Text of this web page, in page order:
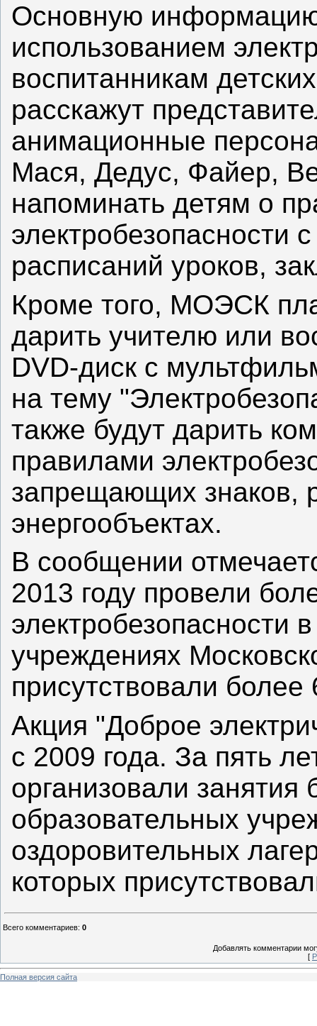
Основную
использованием
воспитанникам
расскажут
анимационные
Мася, Дедус, Файер,
напоминать детям о
электробезопасности
расписаний уроков,
Кроме того, МОЭСК
дарить учителю или
DVD-диск с
на тему
также будут дарить
правилами
запрещающих знаков,
энергообъектах.
В сообщении
2013 году провели
электробезопасности
учреждениях
присутствовали более
Акция "Доброе
с 2009 года. За пять
организовали занятия
образовательных
оздоровительных
которых
Всего комментариев: 0
Добавлять комментарии
[
Полная версия сайта